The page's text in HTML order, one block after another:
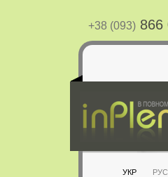
+38 (093) 866
УКР РУС